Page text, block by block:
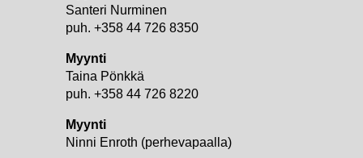
Santeri Nurminen
puh. +358 44 726 8350
Myynti
Taina Pönkkä
puh. +358 44 726 8220
Myynti
Ninni Enroth (perhevapaalla)